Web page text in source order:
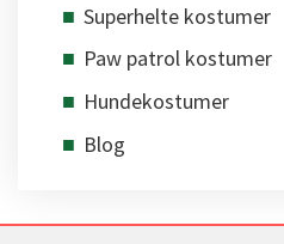
Superhelte kostumer
Paw patrol kostumer
Hundekostumer
Blog